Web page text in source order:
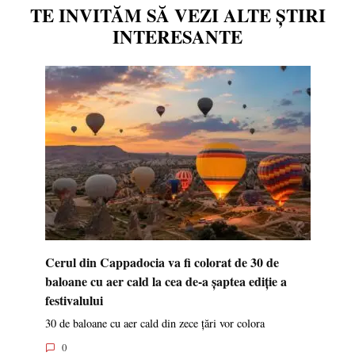
TE INVITĂM SĂ VEZI ALTE ȘTIRI
INTERESANTE
Cerul din Cappadocia va fi colorat de 30 de
baloane cu aer cald la cea de-a șaptea ediție a
festivalului
30 de baloane cu aer cald din zece țări vor colora
0